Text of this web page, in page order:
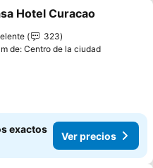
a favoritos
Hotel Curacao
323
de: Centro de la ciudad
exactos
Ver precios